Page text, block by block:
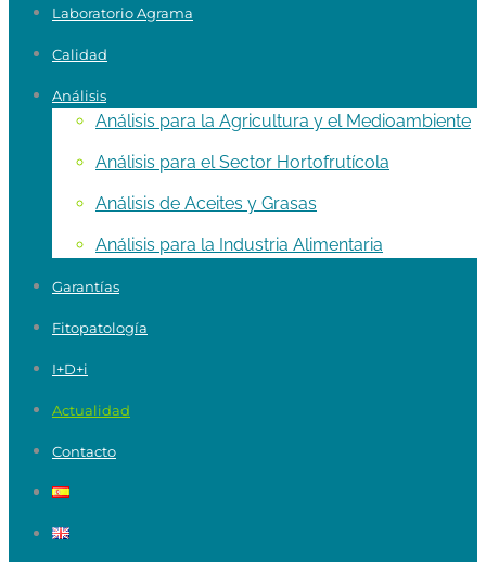
Laboratorio Agrama
Calidad
Análisis
Análisis para la Agricultura y el Medioambiente
Análisis para el Sector Hortofrutícola
Análisis de Aceites y Grasas
Análisis para la Industria Alimentaria
Garantías
Fitopatología
I+D+i
Actualidad
Contacto